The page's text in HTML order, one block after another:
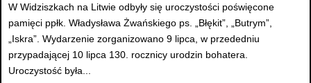
W Widziszkach na Litwie odbyły się uroczystości poświęcone
pamięci ppłk. Władysława Żwańskiego ps. „Błękit”, „Butrym”,
„Iskra”. Wydarzenie zorganizowano 9 lipca, w przededniu
przypadającej 10 lipca 130. rocznicy urodzin bohatera.
Uroczystość była...